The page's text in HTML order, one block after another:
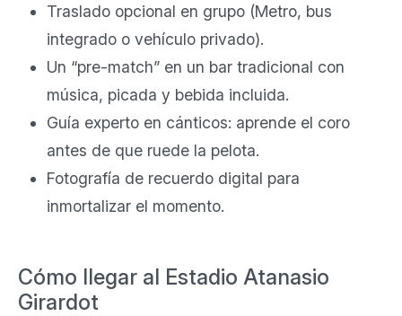
Traslado opcional en grupo (Metro, bus
integrado o vehículo privado).
Un “pre-match” en un bar tradicional con
música, picada y bebida incluida.
Guía experto en cánticos: aprende el coro
antes de que ruede la pelota.
Fotografía de recuerdo digital para
inmortalizar el momento.
Cómo llegar al Estadio Atanasio
Girardot